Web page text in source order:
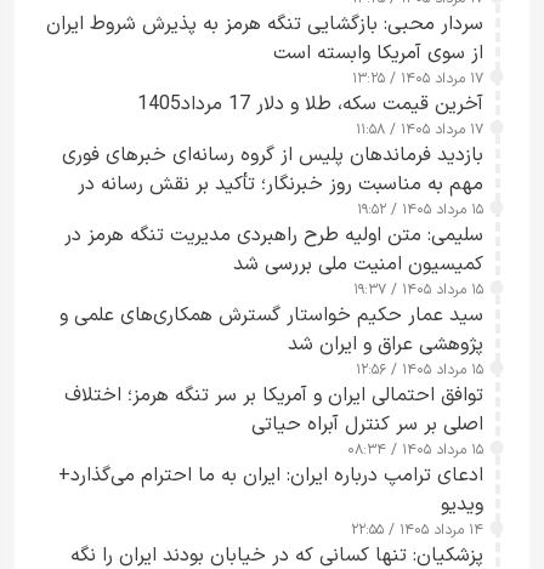
سردار محبی: بازگشایی تنگه هرمز به پذیرش شروط ایران
از سوی آمریکا وابسته است
۱۷ مرداد ۱۴۰۵ / ۱۳:۲۵
آخرین قیمت سکه، طلا و دلار 17 مرداد1405
۱۷ مرداد ۱۴۰۵ / ۱۱:۵۸
بازدید فرماندهان پلیس از گروه رسانه‌ای خبرهای فوری
مهم به مناسبت روز خبرنگار؛ تأکید بر نقش رسانه در
تقویت امنیت و اعتماد عمومی
۱۵ مرداد ۱۴۰۵ / ۱۹:۵۲
سلیمی: متن اولیه طرح راهبردی مدیریت تنگه هرمز در
کمیسیون امنیت ملی بررسی شد
۱۵ مرداد ۱۴۰۵ / ۱۹:۳۷
سید عمار حکیم خواستار گسترش همکاری‌های علمی و
پژوهشی عراق و ایران شد
۱۵ مرداد ۱۴۰۵ / ۱۲:۵۶
توافق احتمالی ایران و آمریکا بر سر تنگه هرمز؛ اختلاف
اصلی بر سر کنترل آبراه حیاتی
۱۵ مرداد ۱۴۰۵ / ۰۸:۳۴
ادعای ترامپ درباره ایران: ایران به ما احترام می‌گذارد+
ویدیو
۱۴ مرداد ۱۴۰۵ / ۲۲:۵۵
پزشکیان: تنها کسانی که در خیابان بودند ایران را نگه